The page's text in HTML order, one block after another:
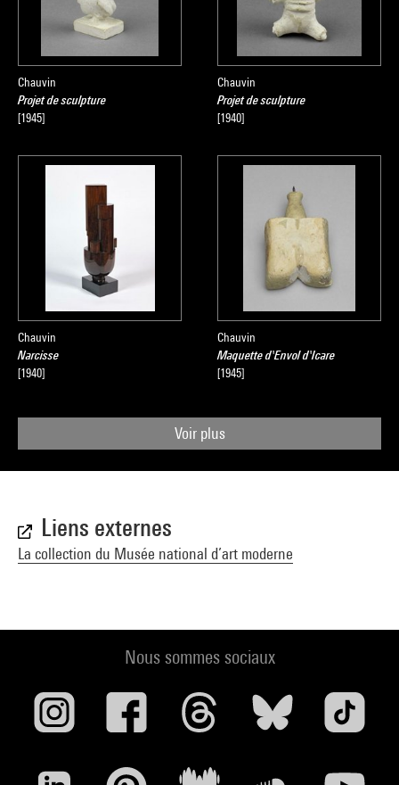
Chauvin
Projet de sculpture
[1945]
Chauvin
Projet de sculpture
[1940]
Chauvin
Narcisse
[1940]
Chauvin
Maquette d'Envol d'Icare
[1945]
Voir plus
Liens externes
La collection du Musée national d’art moderne
Nous sommes sociaux